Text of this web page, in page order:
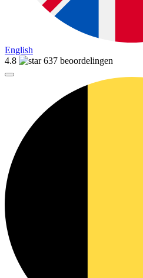
English
4.8
637 beoordelingen